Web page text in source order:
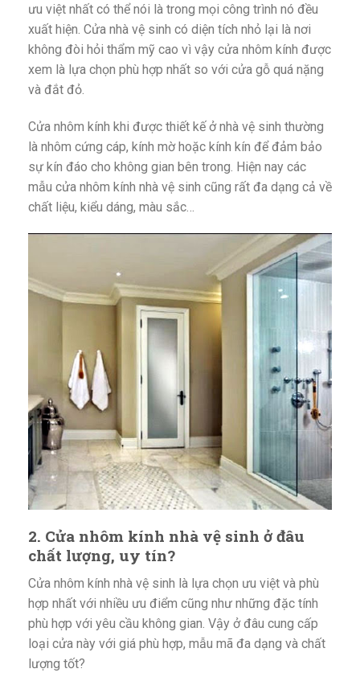
ưu việt nhất có thể nói là trong mọi công trình nó đều
xuất hiện. Cửa nhà vệ sinh có diện tích nhỏ lại là nơi
không đòi hỏi thẩm mỹ cao vì vậy cửa nhôm kính được
xem là lựa chọn phù hợp nhất so với cửa gỗ quá nặng
và đắt đỏ.
Cửa nhôm kính khi được thiết kế ở nhà vệ sinh thường
là nhôm cứng cáp, kính mờ hoặc kính kín để đảm bảo
sự kín đáo cho không gian bên trong. Hiện nay các
mẫu cửa nhôm kính nhà vệ sinh cũng rất đa dạng cả về
chất liệu, kiểu dáng, màu sắc…
2. Cửa nhôm kính nhà vệ sinh ở đâu
chất lượng, uy tín?
Cửa nhôm kính nhà vệ sinh là lựa chọn ưu việt và phù
hợp nhất với nhiều ưu điểm cũng như những đặc tính
phù hợp với yêu cầu không gian. Vậy ở đâu cung cấp
loại cửa này với giá phù hợp, mẫu mã đa dạng và chất
lượng tốt?